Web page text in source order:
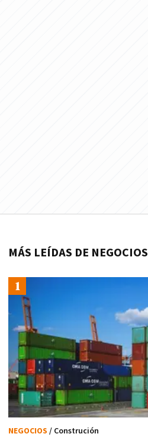
MÁS LEÍDAS DE NEGOCIOS
NEGOCIOS / Construción